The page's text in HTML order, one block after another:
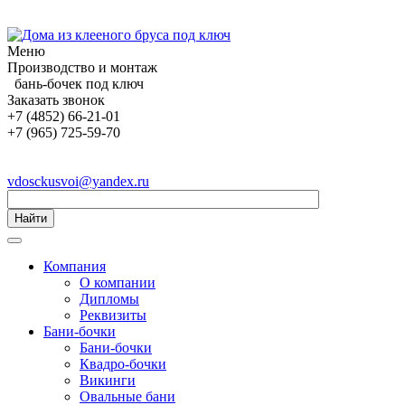
Меню
Производство и монтаж
бань-бочек под ключ
Заказать звонок
+7 (4852) 66-21-01
+7 (965) 725-59-70
vdosckusvoi@yandex.ru
Найти
Компания
О компании
Дипломы
Реквизиты
Бани-бочки
Бани-бочки
Квадро-бочки
Викинги
Овальные бани